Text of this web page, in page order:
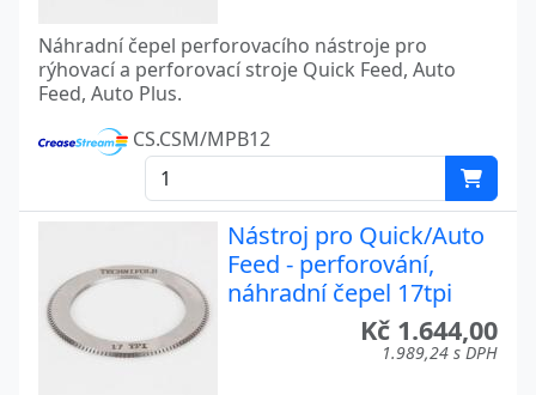
Náhradní čepel perforovacího nástroje pro
rýhovací a perforovací stroje Quick Feed, Auto
Feed, Auto Plus.
CS.CSM/MPB12
Nástroj pro Quick/Auto
Feed - perforování,
náhradní čepel 17tpi
Kč 1.644,00
1.989,24 s DPH